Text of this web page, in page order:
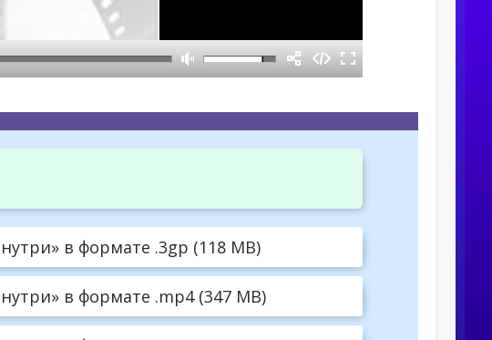
в формате .3gp (118 MB)
в формате .mp4 (347 MB)